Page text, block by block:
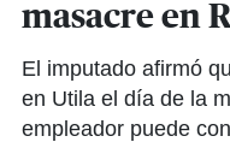
masacre en
El imputado afirmó
en Utila el día de la
empleador puede